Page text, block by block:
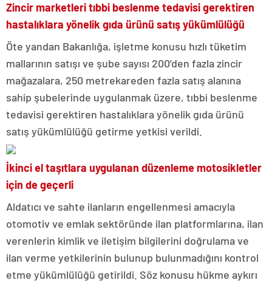
Zincir marketleri tıbbi beslenme tedavisi gerektiren
hastalıklara yönelik gıda ürünü satış yükümlülüğü
Öte yandan Bakanlığa, işletme konusu hızlı tüketim
mallarının satışı ve şube sayısı 200’den fazla zincir
mağazalara, 250 metrekareden fazla satış alanına
sahip şubelerinde uygulanmak üzere, tıbbi beslenme
tedavisi gerektiren hastalıklara yönelik gıda ürünü
satış yükümlülüğü getirme yetkisi verildi.
İkinci el taşıtlara uygulanan düzenleme motosikletler
için de geçerli
Aldatıcı ve sahte ilanların engellenmesi amacıyla
otomotiv ve emlak sektöründe ilan platformlarına, ilan
verenlerin kimlik ve iletişim bilgilerini doğrulama ve
ilan verme yetkilerinin bulunup bulunmadığını kontrol
etme yükümlülüğü getirildi. Söz konusu hükme aykırı